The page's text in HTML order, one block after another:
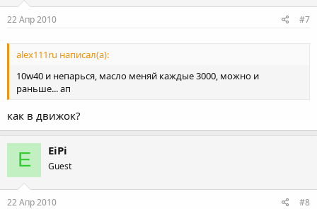
22 Апр 2010 #7
alex111ru написал(а):
10w40 и непарься, масло меняй каждые 3000, можно и
раньше... ап
как в движок?
E EiPi
Guest
22 Апр 2010 #8